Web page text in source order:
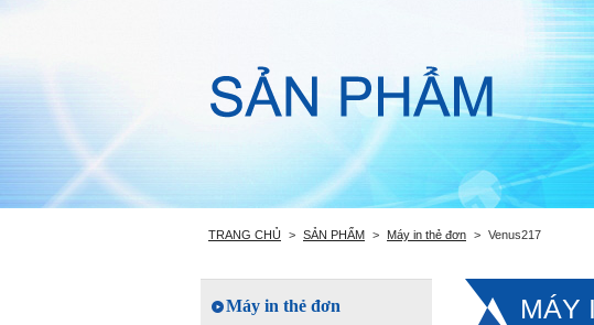
TRANG CHỦ SẢN PHẨM Máy in thẻ đơn Venus217
MÁY
Máy in thẻ đơn